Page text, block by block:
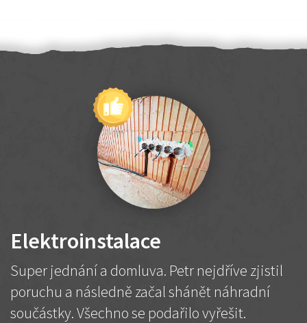
Elektroinstalace
Super jednání a domluva. Petr nejdříve zjistil
poruchu a následně začal shánět náhradní
součástky. Všechno se podařilo vyřešit.